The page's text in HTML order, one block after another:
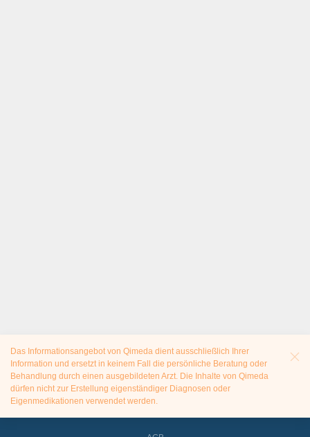
Das Informationsangebot von Qimeda dient ausschließlich Ihrer
Information und ersetzt in keinem Fall die persönliche Beratung oder
Behandlung durch einen ausgebildeten Arzt. Die Inhalte von Qimeda
dürfen nicht zur Erstellung eigenständiger Diagnosen oder
Eigenmedikationen verwendet werden.